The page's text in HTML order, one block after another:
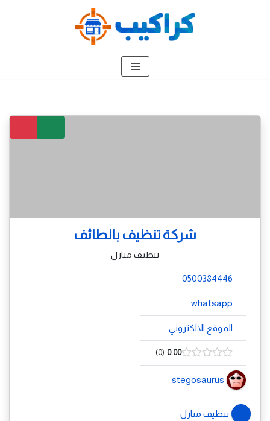
شركة تنظيف بالطائف
تنظيف منازل
0500384446
whatsapp
الموقع الالكتروني
0.00
0
stegosaurus
تنظيف منازل